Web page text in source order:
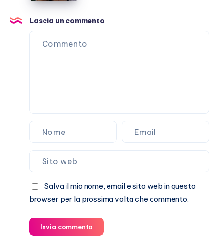
punto
sulla
Lascia un commento
Salva il mio nome, email e sito web in questo
browser per la prossima volta che commento.
Invia commento